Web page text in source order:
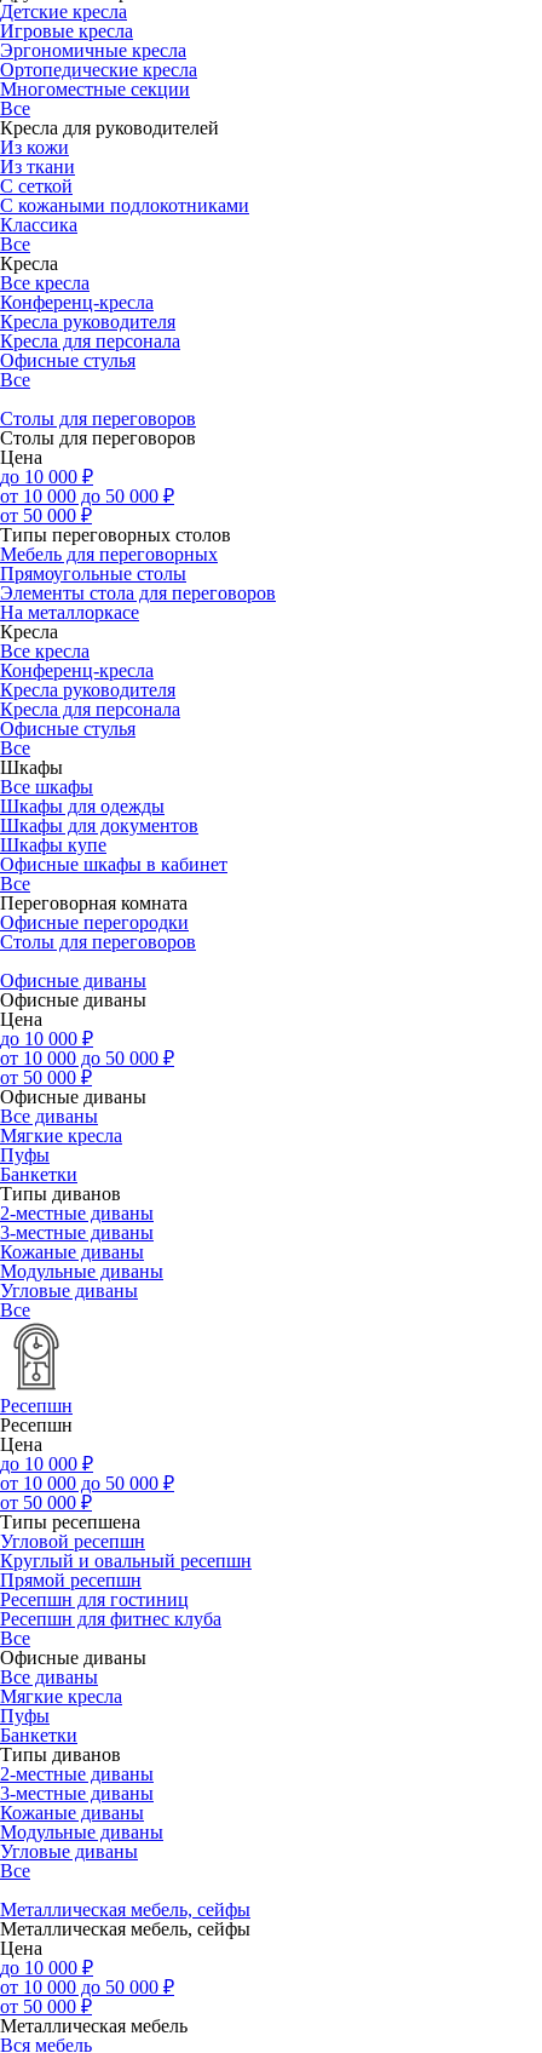
Детские кресла
Игровые кресла
Эргономичные кресла
Ортопедические кресла
Многоместные секции
Все
Кресла для руководителей
Из кожи
Из ткани
С сеткой
С кожаными подлокотниками
Классика
Все
Кресла
Все кресла
Конференц-кресла
Кресла руководителя
Кресла для персонала
Офисные стулья
Все
Столы для переговоров
Столы для переговоров
Цена
до 10 000 ₽
от 10 000 до 50 000 ₽
от 50 000 ₽
Типы переговорных столов
Мебель для переговорных
Прямоугольные столы
Элементы стола для переговоров
На металлоркасе
Кресла
Все кресла
Конференц-кресла
Кресла руководителя
Кресла для персонала
Офисные стулья
Все
Шкафы
Все шкафы
Шкафы для одежды
Шкафы для документов
Шкафы купе
Офисные шкафы в кабинет
Все
Переговорная комната
Офисные перегородки
Столы для переговоров
Офисные диваны
Офисные диваны
Цена
до 10 000 ₽
от 10 000 до 50 000 ₽
от 50 000 ₽
Офисные диваны
Все диваны
Мягкие кресла
Пуфы
Банкетки
Типы диванов
2-местные диваны
3-местные диваны
Кожаные диваны
Модульные диваны
Угловые диваны
Все
Ресепшн
Ресепшн
Цена
до 10 000 ₽
от 10 000 до 50 000 ₽
от 50 000 ₽
Типы ресепшена
Угловой ресепшн
Круглый и овальный ресепшн
Прямой ресепшн
Ресепшн для гостиниц
Ресепшн для фитнес клуба
Все
Офисные диваны
Все диваны
Мягкие кресла
Пуфы
Банкетки
Типы диванов
2-местные диваны
3-местные диваны
Кожаные диваны
Модульные диваны
Угловые диваны
Все
Металлическая мебель, сейфы
Металлическая мебель, сейфы
Цена
до 10 000 ₽
от 10 000 до 50 000 ₽
от 50 000 ₽
Металлическая мебель
Вся мебель